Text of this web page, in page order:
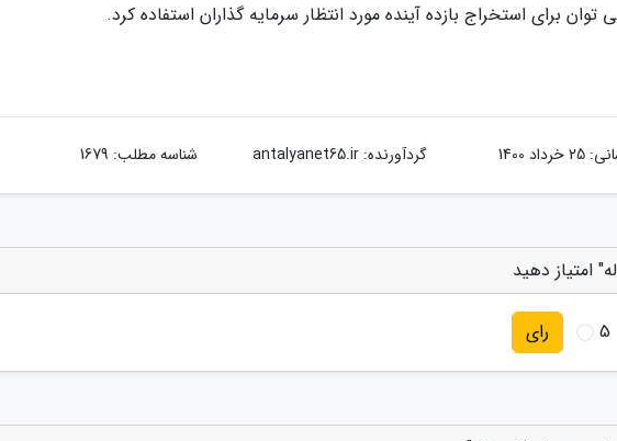
برای استخراج بازده آینده مورد انتظار سرمایه گذاران استفاده کرد.
25 خرداد 1400 گردآورنده:antalyanet65.ir شناسه مطلب: 1679
امتیاز دهید
5 رای